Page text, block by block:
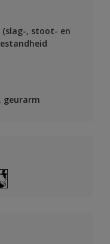
(slag-, stoot- en
geurarm